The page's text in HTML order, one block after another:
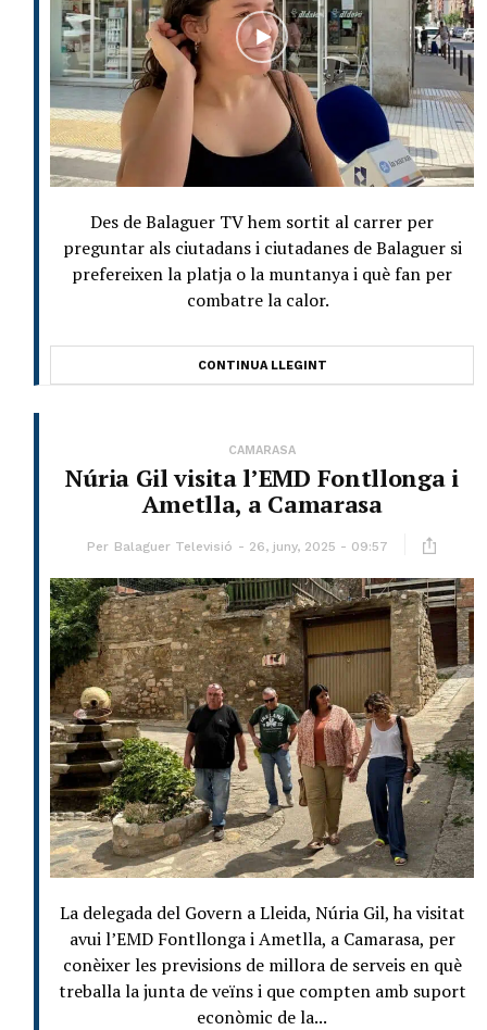
Des de Balaguer TV hem sortit al carrer per
preguntar als ciutadans i ciutadanes de Balaguer si
prefereixen la platja o la muntanya i què fan per
combatre la calor.
CONTINUA LLEGINT
CAMARASA
Núria Gil visita l’EMD Fontllonga i
Ametlla, a Camarasa
Per Balaguer Televisió 26, juny, 2025 - 09:57
La delegada del Govern a Lleida, Núria Gil, ha visitat
avui l’EMD Fontllonga i Ametlla, a Camarasa, per
conèixer les previsions de millora de serveis en què
treballa la junta de veïns i que compten amb suport
econòmic de la...